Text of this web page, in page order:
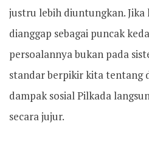
justru lebih diuntungkan. Jika
dianggap sebagai puncak
persoalannya bukan pada
standar berpikir kita tentang
dampak sosial Pilkada
secara jujur.